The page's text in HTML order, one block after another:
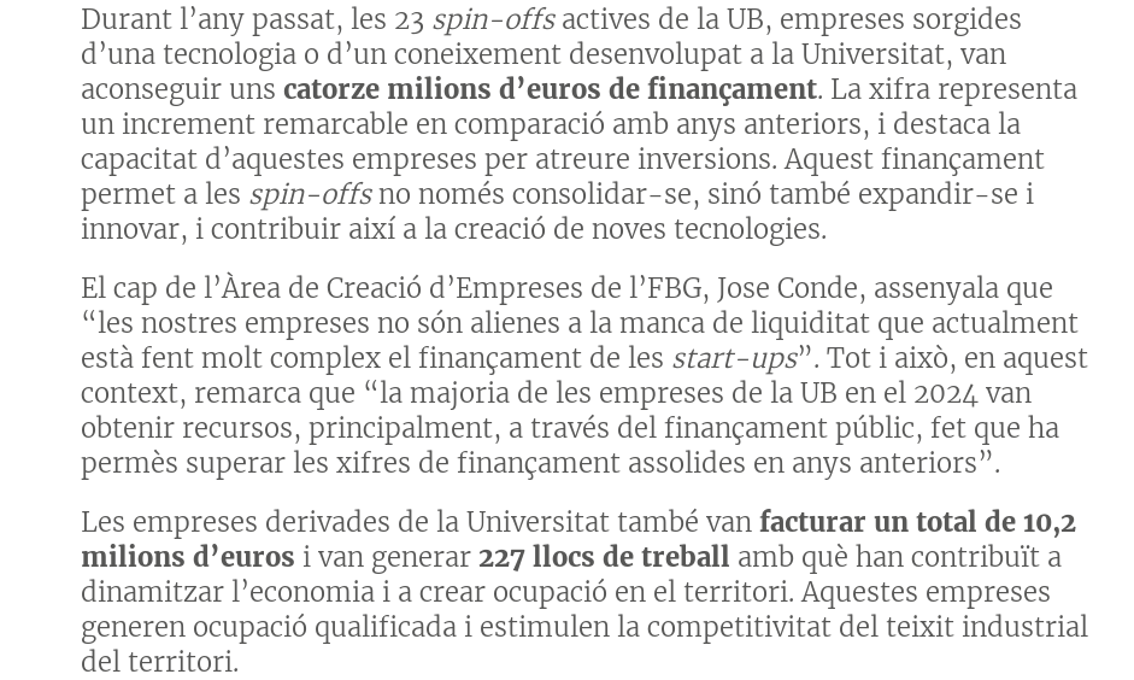
Durant l’any passat, les 23 spin-offsactives de la UB, empreses sorgides
d’una tecnologia o d’un coneixement desenvolupat a la Universitat, van
aconseguir unscatorze milions d’euros de finançament. La xifra representa
un increment remarcable en comparació amb anys anteriors, i destaca la
capacitat d’aquestes empreses per atreure inversions. Aquest finançament
permet a les spin-offsno només consolidar-se, sinó també expandir-se i
innovar, i contribuir així a la creació de noves tecnologies.
El cap de l’Àrea de Creació d’Empreses de l’FBG, Jose Conde, assenyala que
“les nostres empreses no són alienes a la manca de liquiditat que actualment
està fent molt complex el finançament de les start-ups”. Tot i això, en aquest
context, remarca que “la majoria de les empreses de la UB en el 2024 van
obtenir recursos, principalment, a través del finançament públic, fet que ha
permès superar les xifres de finançament assolides en anys anteriors”.
Les empreses derivades de la Universitat també vanfacturar un total de 10,2
milions d’euros i van generar227 llocs de treball amb què han contribuït a
dinamitzar l’economia i a crear ocupació en el territori. Aquestes empreses
generen ocupació qualificada i estimulen la competitivitat del teixit industrial
del territori.